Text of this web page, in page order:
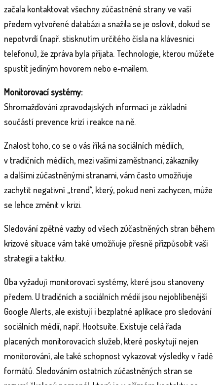
začala kontaktovat všechny zúčastněné strany ve vaší
předem vytvořené databázi a snažila se je oslovit, dokud se
nepotvrdí (např. stisknutím určitého čísla na klávesnici
telefonu), že zpráva byla přijata. Technologie, kterou můžete
spustit jediným hovorem nebo e-mailem.
Monitorovací systémy:
Shromažďování zpravodajských informací je základní
součástí prevence krizí i reakce na ně.
Znalost toho, co se o vás říká na sociálních médiích,
v tradičních médiích, mezi vašimi zaměstnanci, zákazníky
a dalšími zúčastněnými stranami, vám často umožňuje
zachytit negativní „trend“, který, pokud není zachycen, může
se lehce změnit v krizi.
Sledování zpětné vazby od všech zúčastněných stran během
krizové situace vám také umožňuje přesně přizpůsobit vaši
strategii a taktiku.
Oba vyžadují monitorovací systémy, které jsou stanoveny
předem. U tradičních a sociálních médií jsou nejoblíbenější
Google Alerts, ale existují i ​​bezplatné aplikace pro sledování
sociálních médií, např. Hootsuite. Existuje celá řada
placených monitorovacích služeb, které poskytují nejen
monitorování, ale také schopnost vykazovat výsledky v řadě
formátů. Sledováním ostatních zúčastněných stran se